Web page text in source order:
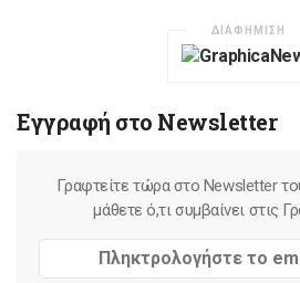
ΔΙΑΦΗΜΙΣΗ
Εγγραφή στο Newsletter
Γραφτείτε τώρα στο Newsletter
μάθετε ό,τι συμβαίνει στις